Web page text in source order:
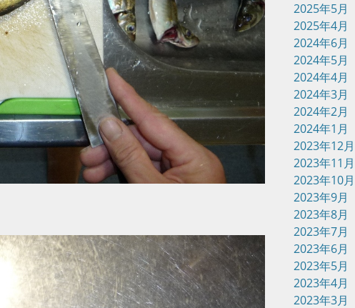
2025年5月
2025年4月
2024年6月
2024年5月
2024年4月
2024年3月
2024年2月
2024年1月
2023年12月
2023年11月
2023年10月
2023年9月
2023年8月
2023年7月
2023年6月
2023年5月
2023年4月
2023年3月